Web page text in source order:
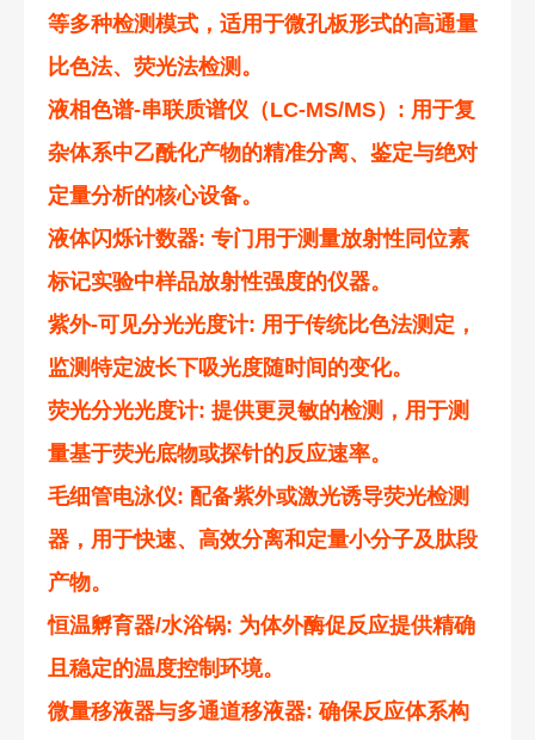
等多种检测模式，适用于微孔板形式的高通量
比色法、荧光法检测。
液相色谱-串联质谱仪（LC-MS/MS） : 用于复
杂体系中乙酰化产物的精准分离、鉴定与绝对
定量分析的核心设备。
液体闪烁计数器: 专门用于测量放射性同位素
标记实验中样品放射性强度的仪器。
紫外-可见分光光度计: 用于传统比色法测定，
监测特定波长下吸光度随时间的变化。
荧光分光光度计: 提供更灵敏的检测，用于测
量基于荧光底物或探针的反应速率。
毛细管电泳仪: 配备紫外或激光诱导荧光检测
器，用于快速、高效分离和定量小分子及肽段
产物。
恒温孵育器/水浴锅: 为体外酶促反应提供精确
且稳定的温度控制环境。
微量移液器与多通道移液器: 确保反应体系构